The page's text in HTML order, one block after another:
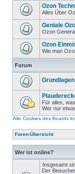
Ozon
Alles Über
Geniale
Ozon
Ozon
Wie man
Forum
Grundlagen
Für alles,
Wer nur
Alle Cookies des Boards
Foren-Übersicht
Wer ist online?
Insgesamt
Der